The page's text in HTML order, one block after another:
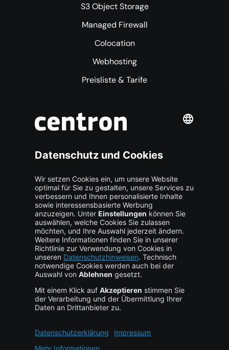
S3 Object Storage
Managed Firewall
Colocation
Webhosting
Preisliste & Tarife
Mehr centron
High Availability
Trust Center
Data Recovery
Backup Service
Business Hosting
Cloud Storage
Cloud Anbieter
Leitfaden & Übersicht